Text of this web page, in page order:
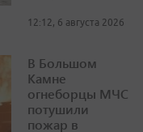
12:12, 6 августа 2026
В Большом
Камне
огнеборцы МЧС
потушили
пожар в